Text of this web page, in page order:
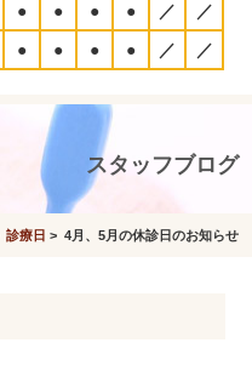
● ● ● ● ／ ／
● ● ● ● ／ ／
スタッフブログ
診療日 > 4月、5月の休診日のお知らせ